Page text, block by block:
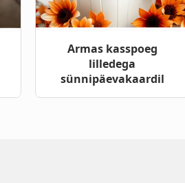
Armas kasspoeg
lilledega
sünnipäevakaardil